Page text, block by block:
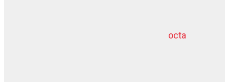
octa
dziļurbums